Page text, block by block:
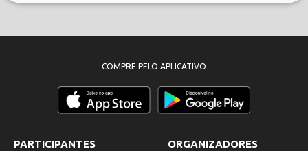
PARTICIPANTES ORGANIZADORES
COMPRE PELO APLICATIVO